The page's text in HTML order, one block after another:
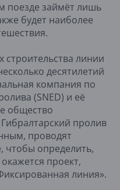
поезде займёт лишь
будет наиболее
строительства линии
десятилетий
компания по
(SNED) и её
общество
пролив
проводят
чтобы определить,
проект,
линия».